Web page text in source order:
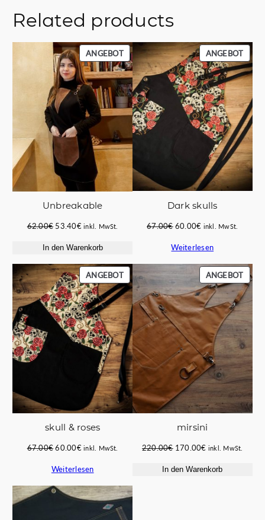
Related products
ANGEBOTPRODUKT
IM
ANGEBOT
Unbreakable
62.00€ Ursprünglicher
war:
53.40€Aktueller
ist:
inkl. MwSt.
In den Warenkorb
ANGEBOT
IM
Dark skulls
67.00€ Ursprünglicher
war:
60.00€Aktueller
ist:
inkl. MwSt.
Weiterlesen
ANGEBOTPRODUKT
IM
ANGEBOT
skull & roses
67.00€Ursprünglicher
war:
60.00€Aktueller
ist:
inkl. MwSt.
Weiterlesen
ANGEBOT
IM
mirsini
220.00€ Ursprünglicher
war:
170.00€Aktueller
ist:
inkl. MwSt.
In den Warenkorb